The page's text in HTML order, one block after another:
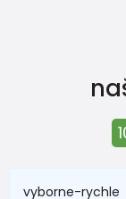
vyborne-rychle